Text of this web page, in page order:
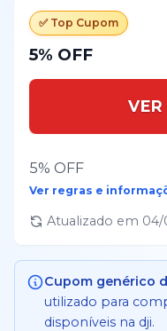
✅ Top Cupom
5% OFF
VER
5% OFF
Ver regras e
Atualizado em 04/
Cupom genérico
utilizado para
disponíveis na dji.